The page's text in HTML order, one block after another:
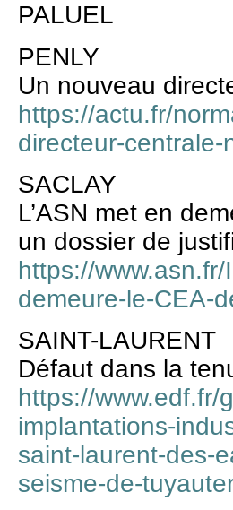
PALUEL
PENLY
Un nouveau
https://actu.fr/
directeur-
SACLAY
L’ASN met en
un dossier de
https://
demeure-le-CEA-
SAINT-LAURENT
Défaut dans la
https://
implantations-
saint-laurent-des-
seisme-de-